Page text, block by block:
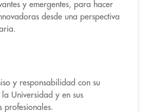
y emergentes, para hacer
desde una perspectiva
y responsabilidad con su
Universidad y en sus
profesionales.